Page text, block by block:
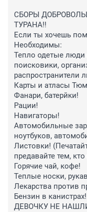
СБОРЫ
ТУРАНА!!
Если ты хочешь
Необходимы:
Тепло одетые
поисковики,
распространители
Карты и атласы
Фанари, батерйки!
Рации!
Навигаторы!
Автомобильные
ноутбуков,
Листовки!
предавайте тем,
Горячие чай, кофе!
Теплые носки,
Лекарства против
Бензин в канистрах!
ДЕВОЧКУ НЕ